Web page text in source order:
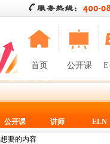
首页 公开课
公开课 讲师 ELN